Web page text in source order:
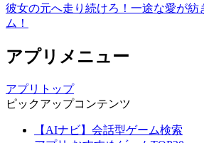
彼女の元へ走り続けろ！一途な愛が紡
ム！
アプリメニュー
アプリトップ
ピックアップコンテンツ
【AIナビ】会話型ゲーム検索